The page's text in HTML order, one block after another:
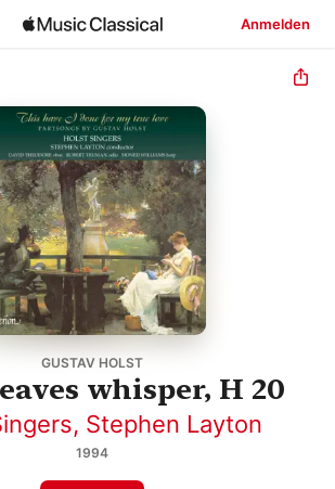
Anmelden
GUSTAV HOLST
whisper, H 20
, Stephen Layton
1994